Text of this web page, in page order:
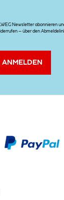
Newsletter abonnieren
– über den
ANMELDEN